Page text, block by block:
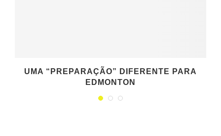
UMA “PREPARAÇÃO” DIFERENTE PARA
EDMONTON